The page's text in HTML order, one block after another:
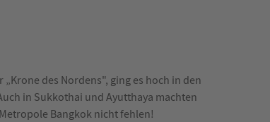
des Nordens", ging es hoch in den
in Sukkothai und Ayutthaya machten
Bangkok nicht fehlen!